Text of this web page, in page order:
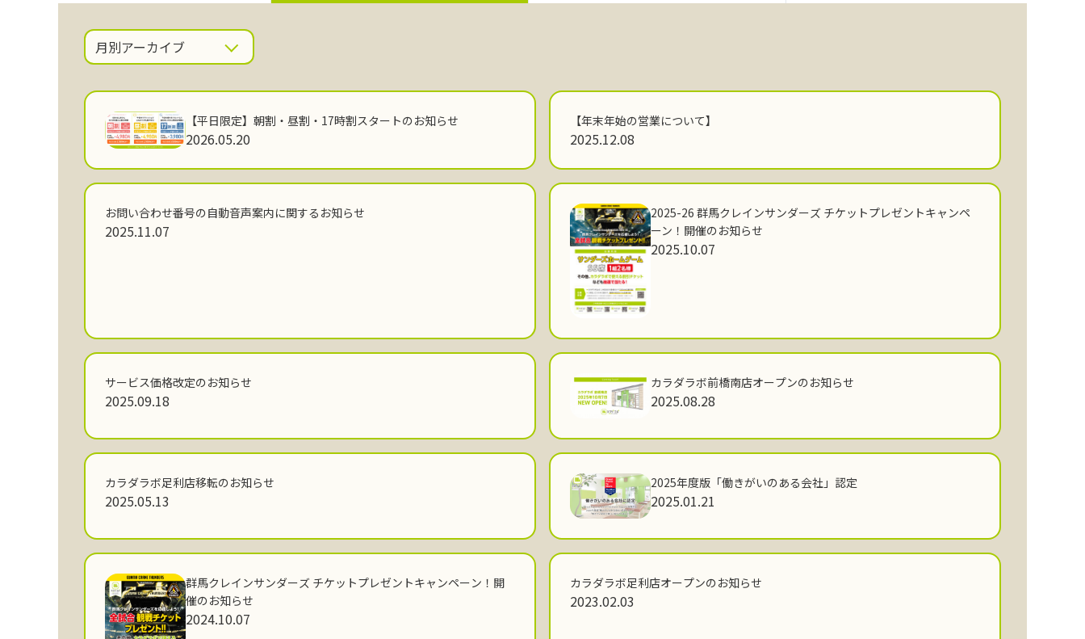
【平日限定】朝割・昼割・17時割スタートのお知らせ
2026.05.20
【年末年始の営業について】
2025.12.08
お問い合わせ番号の自動音声案内に関するお知らせ
2025.11.07
2025-26 群馬クレインサンダーズ チケットプレゼントキャンペ
ーン！開催のお知らせ
2025.10.07
サービス価格改定のお知らせ
2025.09.18
カラダラボ前橋南店オープンのお知らせ
2025.08.28
カラダラボ足利店移転のお知らせ
2025.05.13
2025年度版「働きがいのある会社」認定
2025.01.21
群馬クレインサンダーズ チケットプレゼントキャンペーン！開
催のお知らせ
2024.10.07
カラダラボ足利店オープンのお知らせ
2023.02.03